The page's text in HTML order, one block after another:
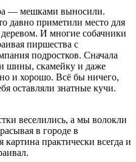
— мешками выносили.
давно приметили место для
И многие собачники
пиршества с
подростков. Сначала
шины, скамейку и даже
и хорошо. Всё бы ничего,
оставляли знатные кучи.
веселились, а мы волокли
в городе в
практически всегда и